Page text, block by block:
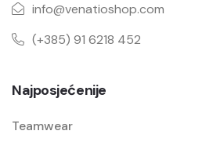
info@venatioshop.com
(+385) 91 6218 452
Najposjećenije
Teamwear